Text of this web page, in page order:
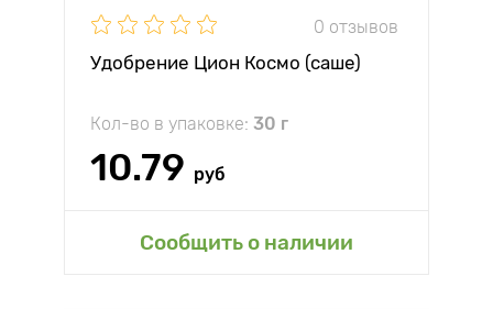
0 отзывов
Удобрение Цион Космо (саше)
Кол-во в упаковке: 30 г
10.79 руб
Сообщить о наличии